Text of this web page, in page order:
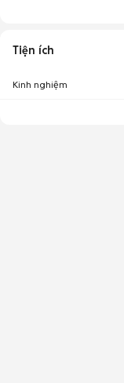
Tiện ích
Kinh nghiệm